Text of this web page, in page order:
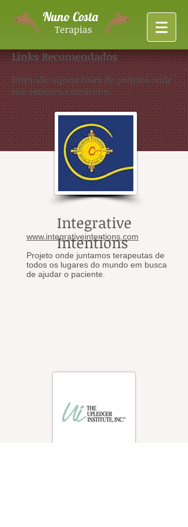
Nuno Costa
Terapias
Links Recomendados
Estes são alguns links de projetos onde
nós estamos envolvidos.
Integrative
Intentions
www.integrativeintentions.com
Projeto onde juntamos terapeutas de
todos os lugares do mundo em busca
de ajudar o paciente.